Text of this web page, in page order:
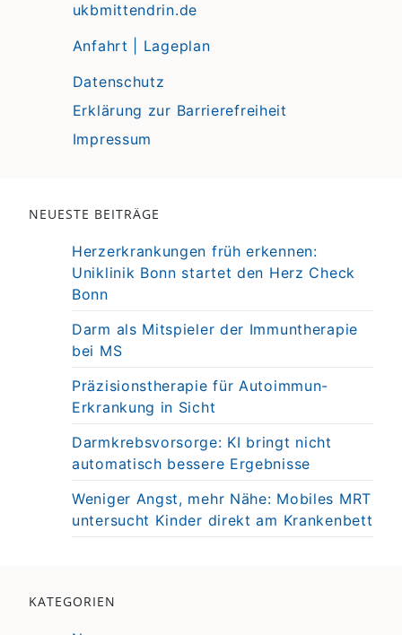
ukbmittendrin.de
Anfahrt | Lageplan
Datenschutz
Erklärung zur Barrierefreiheit
Impressum
NEUESTE BEITRÄGE
Herzerkrankungen früh erkennen:
Uniklinik Bonn startet den Herz Check
Bonn
Darm als Mitspieler der Immuntherapie
bei MS
Präzisionstherapie für Autoimmun-
Erkrankung in Sicht
Darmkrebsvorsorge: KI bringt nicht
automatisch bessere Ergebnisse
Weniger Angst, mehr Nähe: Mobiles MRT
untersucht Kinder direkt am Krankenbett
KATEGORIEN